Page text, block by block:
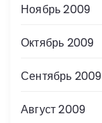
Ноябрь 2009
Октябрь 2009
Сентябрь 2009
Август 2009